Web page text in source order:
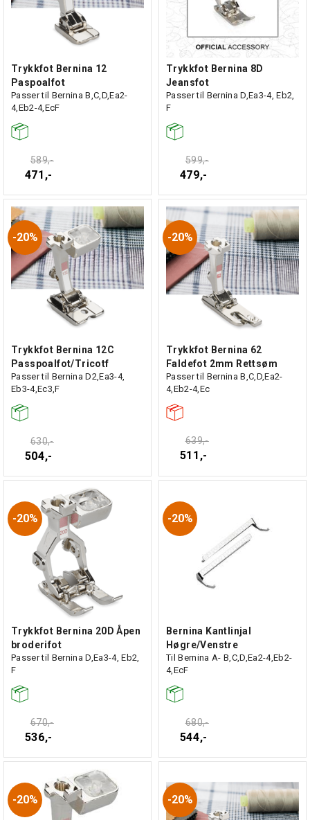
Trykkfot Bernina 12
Paspoalfot
Passer til Bernina B,C,D,Ea2-
4,Eb2-4,EcF
589,-
471,-
Trykkfot Bernina 8D
Jeansfot
Passer til Bernina D,Ea3-4, Eb2,
F
599,-
479,-
20%
Trykkfot Bernina 12C
Passpoalfot/Tricotf
Passer til Bernina D2,Ea3-4,
Eb3-4,Ec3,F
630,-
504,-
20%
Trykkfot Bernina 62
Faldefot 2mm Rettsøm
Passer til Bernina B,C,D,Ea2-
4,Eb2-4,Ec
639,-
511,-
20%
Trykkfot Bernina 20D Åpen
broderifot
Passer til Bernina D,Ea3-4, Eb2,
F
670,-
536,-
20%
Bernina Kantlinjal
Høgre/Venstre
Til Bernina A- B,C,D,Ea2-4,Eb2-
4,EcF
680,-
544,-
20% 20%